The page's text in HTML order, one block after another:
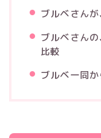
ブルベさん
ブルベさん
比較
ブルベ一同